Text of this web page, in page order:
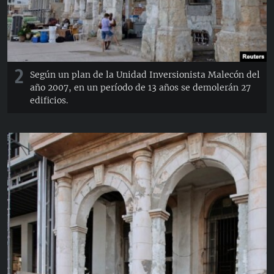
2
Según un plan de la Unidad Inversionista Malecón del
año 2007, en un período de 13 años se demolerán 27
edificios.